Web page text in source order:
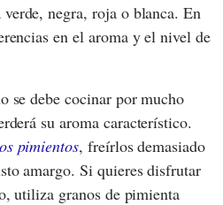
negra, roja o blanca. En
en el aroma y el nivel de
se debe cocinar por mucho
su aroma característico.
pimientos, freírlos demasiado
amargo. Si quieres disfrutar
utiliza granos de pimienta